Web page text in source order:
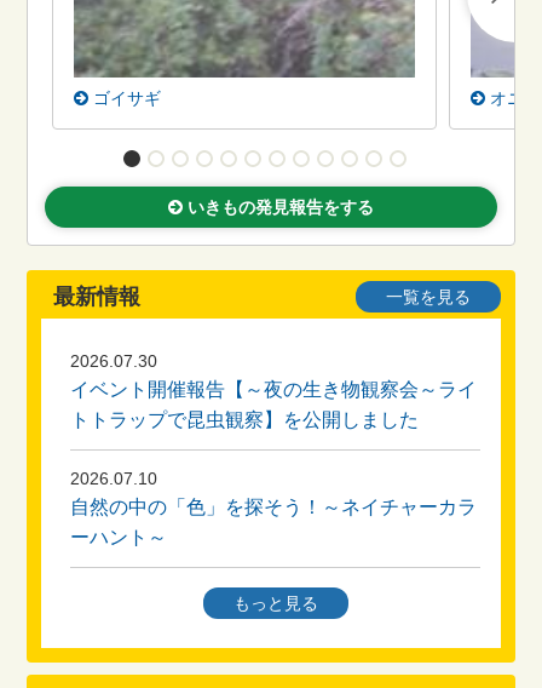
ゴイサギ オニ
いきもの発見報告をする
最新情報 一覧を見る
2026.07.30
イベント開催報告【～夜の生き物観察会～ライ
トトラップで昆虫観察】を公開しました
2026.07.10
自然の中の「色」を探そう！～ネイチャーカラ
ーハント～
クビアカツヤカミキリの成虫が発生中！自由研
究のテーマにしてみませんか？
もっと見る